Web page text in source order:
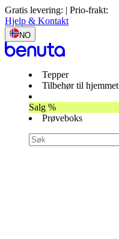
Gratis levering: | Prio-frakt:
Hjelp & Kontakt
NO
Tepper
Tilbehør til hjemmet
Salg %
Prøveboks